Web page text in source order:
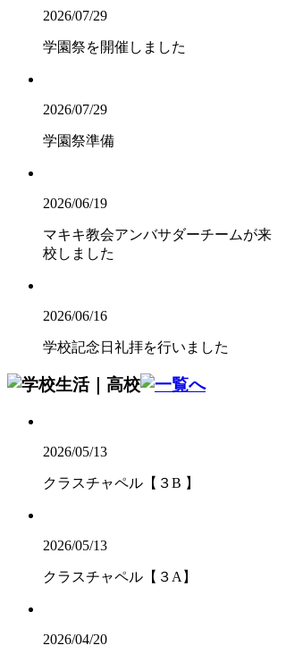
2026/07/29
学園祭を開催しました
2026/07/29
学園祭準備
2026/06/19
マキキ教会アンバサダーチームが来
校しました
2026/06/16
学校記念日礼拝を行いました
2026/05/13
クラスチャペル【３B 】
2026/05/13
クラスチャペル【３A】
2026/04/20